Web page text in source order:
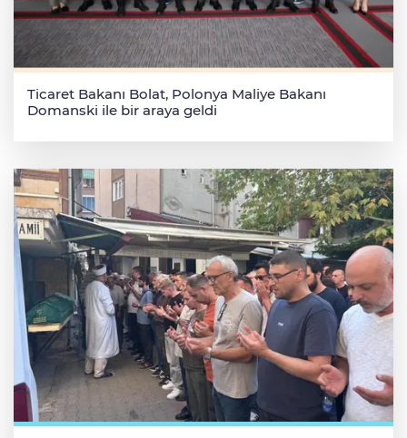
Ticaret Bakanı Bolat, Polonya Maliye Bakanı
Domanski ile bir araya geldi